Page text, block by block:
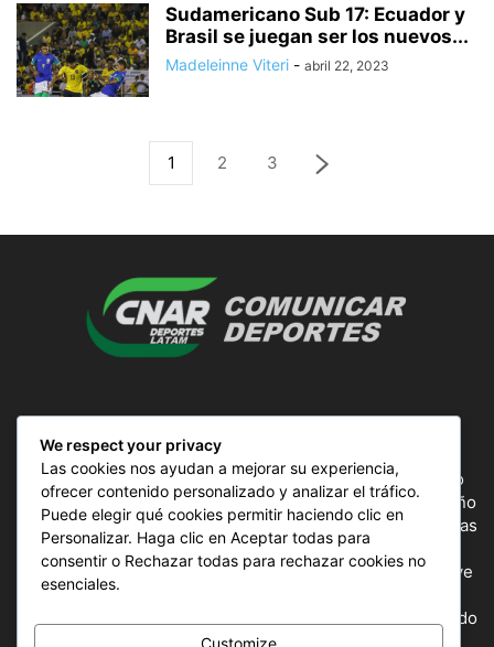
Sudamericano Sub 17: Ecuador y
Brasil se juegan ser los nuevos...
Madeleinne Viteri - abril 22, 2023
1 2 3
ComunicAr Deportes es un proyecto de noticias creado
por el director y Productor argentino Ale Gordillo en el año
2018, perteneciente a CnAr Latam y MS Interactiva noticias
deportivas de todo el continente latinoamericano y el
mundo, todos los deportes en un solo sitio, donde se vive
la pasión por esta actividad, nuestros periodistas
capacitados para mostrar la información precisa del mundo
deportivo.
We respect your privacy
Las cookies nos ayudan a mejorar su experiencia,
ofrecer contenido personalizado y analizar el tráfico.
Puede elegir qué cookies permitir haciendo clic en
Personalizar. Haga clic en Aceptar todas para
consentir o Rechazar todas para rechazar cookies no
esenciales.
Customize